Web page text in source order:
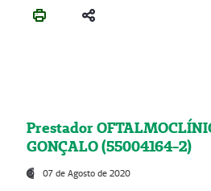
Prestador
GONÇALO (55004164-2)
07 de Agosto de 2020